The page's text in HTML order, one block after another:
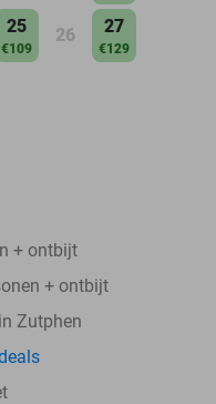
25
€109
26 27
€129
+ ontbijt
+ ontbijt
Zutphen